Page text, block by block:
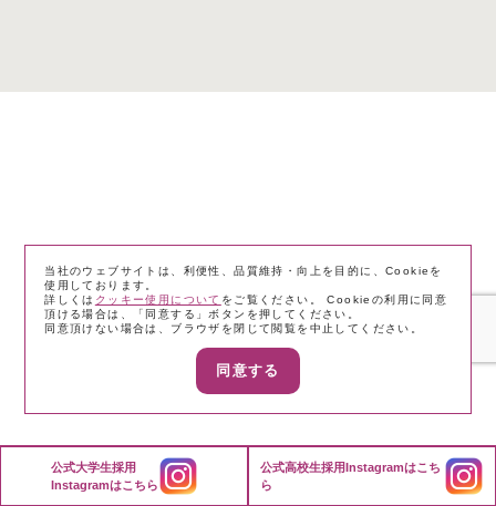
公式大学生採用
Instagramはこちら
公式高校生採用Instagramはこち
ら
当社のウェブサイトは、利便性、品質維持・向上を目的に、Cookieを
使用しております。
詳しくは クッキー使用について をご覧ください。 Cookieの利用に同意
頂ける場合は、「同意する」ボタンを押してください。
同意頂けない場合は、ブラウザを閉じて閲覧を中止してください。
同意する